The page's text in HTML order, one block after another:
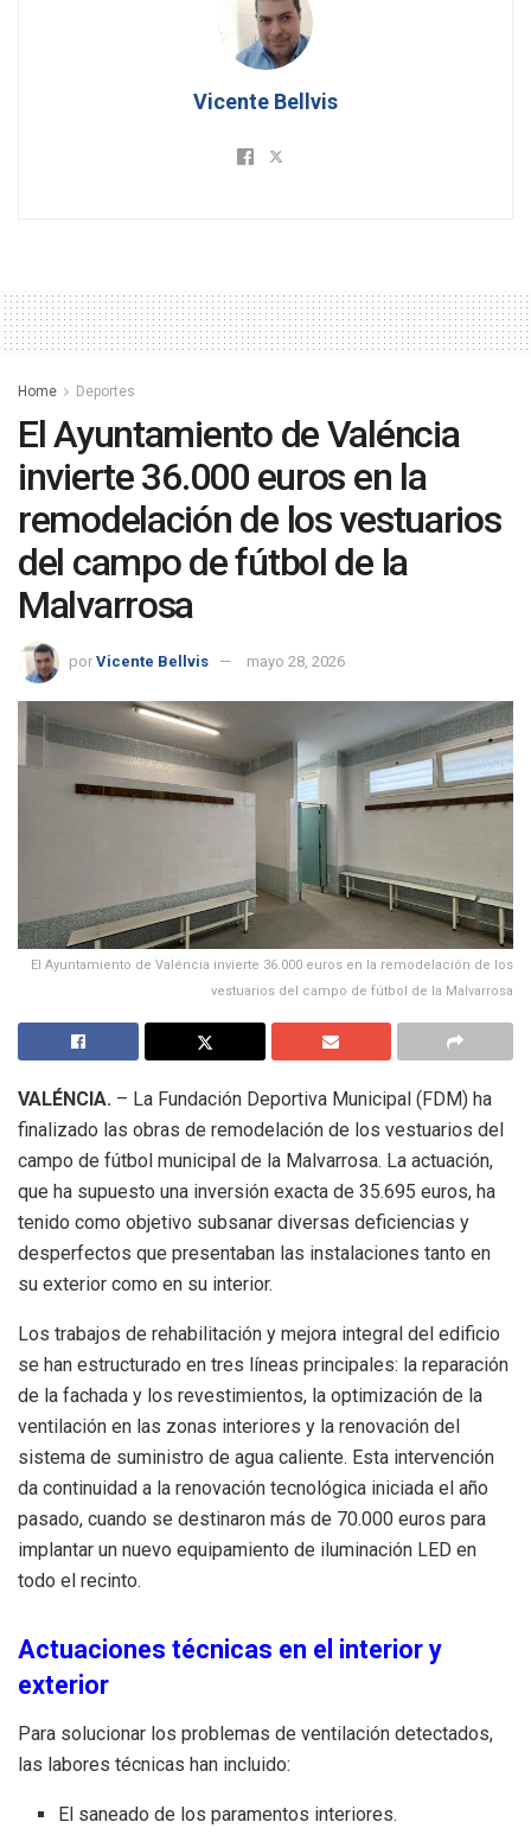
Vicente Bellvis
Home Deportes
El Ayuntamiento de Valéncia
invierte 36.000 euros en la
remodelación de los vestuarios
del campo de fútbol de la
Malvarrosa
por Vicente Bellvis mayo 28, 2026
El Ayuntamiento de Valéncia invierte 36.000 euros en la remodelación de los
vestuarios del campo de fútbol de la Malvarrosa
VALÉNCIA. – La Fundación Deportiva Municipal (FDM) ha
finalizado las obras de remodelación de los vestuarios del
campo de fútbol municipal de la Malvarrosa. La actuación,
que ha supuesto una inversión exacta de 35.695 euros, ha
tenido como objetivo subsanar diversas deficiencias y
desperfectos que presentaban las instalaciones tanto en
su exterior como en su interior.
Los trabajos de rehabilitación y mejora integral del edificio
se han estructurado en tres líneas principales: la reparación
de la fachada y los revestimientos, la optimización de la
ventilación en las zonas interiores y la renovación del
sistema de suministro de agua caliente. Esta intervención
da continuidad a la renovación tecnológica iniciada el año
pasado, cuando se destinaron más de 70.000 euros para
implantar un nuevo equipamiento de iluminación LED en
todo el recinto.
Actuaciones técnicas en el interior y
exterior
Para solucionar los problemas de ventilación detectados,
las labores técnicas han incluido:
El saneado de los paramentos interiores.